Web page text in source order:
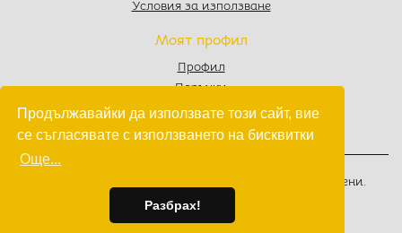
Продължавайки да използвате този сайт, вие
се съгласявате с използването на бисквитки
Още...
Разбрах!
Условия за използване
Моят профил
Профил
Поръчки
Любими
Количка
. Всички права запазени.
Изработка на софтуер